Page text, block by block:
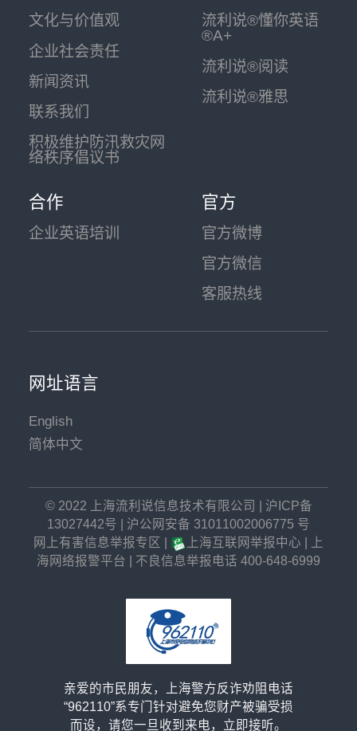
文化与价值观
企业社会责任
新闻资讯
联系我们
积极维护防汛救灾网
络秩序倡议书
流利说®懂你英语
®A+
流利说®阅读
流利说®雅思
合作
企业英语培训
官方
官方微博
官方微信
客服热线
网址语言
English
简体中文
© 2022 上海流利说信息技术有限公司
沪ICP备
13027442号
沪公网安备 31011002006775 号
网上有害信息举报专区
上海互联网举报中心
上
海网络报警平台
不良信息举报电话 400-648-6999
亲爱的市民朋友，上海警方反诈劝阻电话
“962110”系专门针对避免您财产被骗受损
而设，请您一旦收到来电，立即接听。